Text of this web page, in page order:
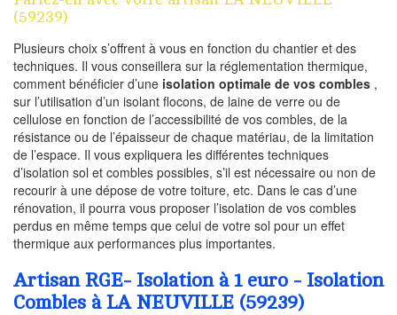
(59239)
Plusieurs choix s’offrent à vous en fonction du chantier et des
techniques. Il vous conseillera sur la réglementation thermique,
comment bénéficier d’une isolation optimale de vos combles ,
sur l’utilisation d’un isolant flocons, de laine de verre ou de
cellulose en fonction de l’accessibilité de vos combles, de la
résistance ou de l’épaisseur de chaque matériau, de la limitation
de l’espace. Il vous expliquera les différentes techniques
d’isolation sol et combles possibles, s’il est nécessaire ou non de
recourir à une dépose de votre toiture, etc. Dans le cas d’une
rénovation, il pourra vous proposer l’isolation de vos combles
perdus en même temps que celui de votre sol pour un effet
thermique aux performances plus importantes.
Artisan RGE- Isolation à 1 euro - Isolation
Combles à LA NEUVILLE (59239)